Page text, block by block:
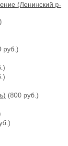
(Ленинский р-
руб.)
(800 руб.)